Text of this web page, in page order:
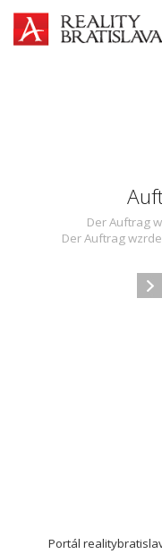
Der Auftrag
Der Auftrag
Portál